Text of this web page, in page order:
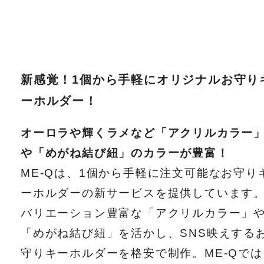
新感覚！1個から手軽にオリジナルお守り
ーホルダー！
オーロラや輝くラメなど「アクリルカラー
や「めがね結び紐」のカラーが豊富！
ME-Qは、1個から手軽に注文可能なお守り
ーホルダーの新サービスを提供しています
バリエーション豊富な「アクリルカラー」
「めがね結び紐」を活かし、SNS映えする
守りキーホルダーを格安で制作。ME-Qでは